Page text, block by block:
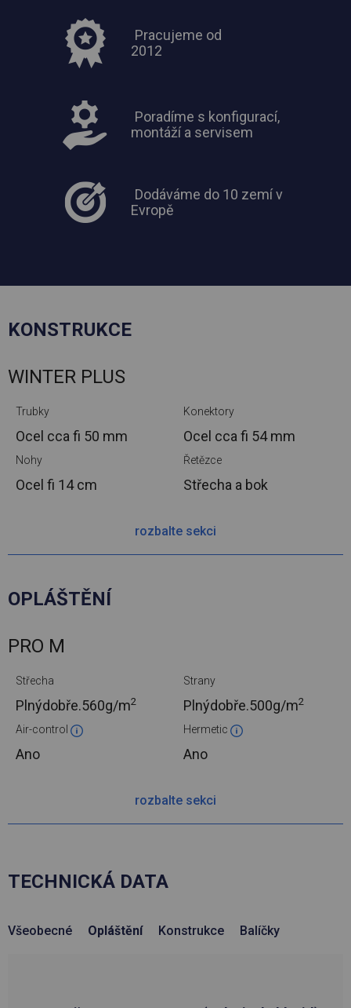
Pracujeme od
2012
Poradíme s konfigurací,
montáží a servisem
Dodáváme do 10 zemí v
Evropě
KONSTRUKCE
WINTER PLUS
Trubky
Ocel ccafi 50 mm
Konektory
Ocel ccafi 54 mm
Nohy
Ocel fi 14 cm
Řetězce
Střecha a bok
rozbalte sekci
OPLÁŠTĚNÍ
PRO M
Střecha
Plnýdobře.560g/m2
Strany
Plnýdobře.500g/m2
Air-control
Ano
Hermetic
Ano
rozbalte sekci
TECHNICKÁ DATA
Všeobecné Opláštění Konstrukce Balíčky